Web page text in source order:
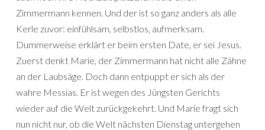
Zimmermann kennen. Und der ist so ganz anders als alle
Kerle zuvor: einfühlsam, selbstlos, aufmerksam.
Dummerweise erklärt er beim ersten Date, er sei Jesus.
Zuerst denkt Marie, der Zimmermann hat nicht alle Zähne
an der Laubsäge. Doch dann entpuppt er sich als der
wahre Messias. Er ist wegen des Jüngsten Gerichts
wieder auf die Welt zurückgekehrt. Und Marie fragt sich
nun nicht nur, ob die Welt nächsten Dienstag untergehen